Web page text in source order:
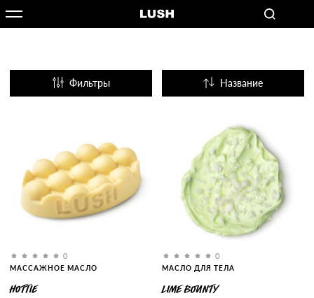
Фильтры Название
0
МАССАЖНОЕ МАСЛО
HOTTIE
0
МАСЛО ДЛЯ ТЕЛА
LIME BOUNTY